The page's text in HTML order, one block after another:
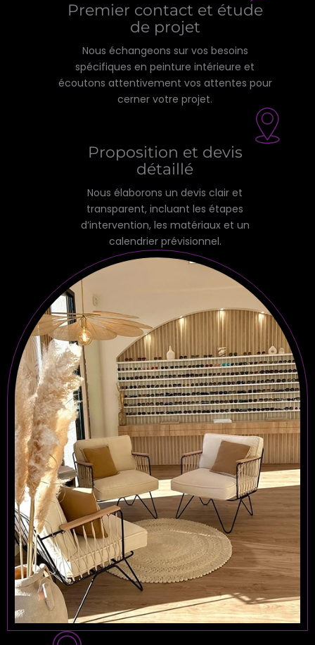
Premier contact et étude
de projet
Nous échangeons sur vos besoins
spécifiques en peinture intérieure et
écoutons attentivement vos attentes pour
cerner votre projet.
Proposition et devis
détaillé
Nous élaborons un devis clair et
transparent, incluant les étapes
d’intervention, les matériaux et un
calendrier prévisionnel.